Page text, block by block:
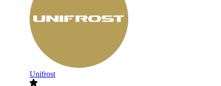
Unifrost